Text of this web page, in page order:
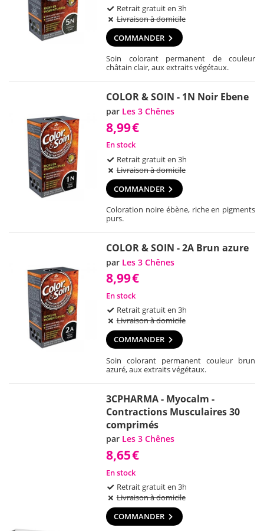
Retrait gratuit en 3h
Livraison à domicile
COMMANDER
Soin colorant permanent de couleur
châtain clair, aux extraits végétaux.
COLOR & SOIN - 1N Noir Ebene
par Les 3 Chênes
8,99€
En stock
Retrait gratuit en 3h
Livraison à domicile
COMMANDER
Coloration noire ébène, riche en pigments
purs.
COLOR & SOIN - 2A Brun azure
par Les 3 Chênes
8,99€
En stock
Retrait gratuit en 3h
Livraison à domicile
COMMANDER
Soin colorant permanent couleur brun
azuré, aux extraits végétaux.
3CPHARMA - Myocalm -
Contractions Musculaires 30
comprimés
par Les 3 Chênes
8,65€
En stock
Retrait gratuit en 3h
Livraison à domicile
COMMANDER